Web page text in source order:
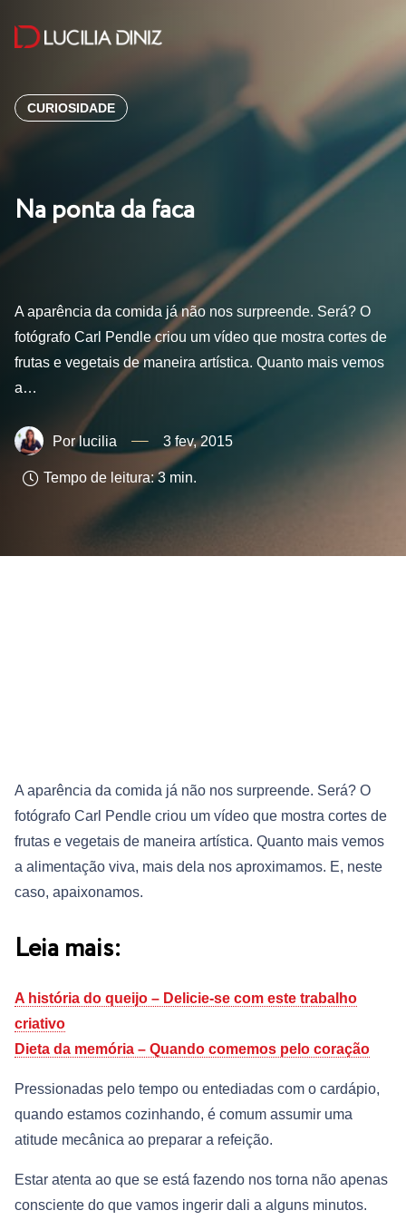
CURIOSIDADE
Na ponta da faca
A aparência da comida já não nos surpreende. Será? O
fotógrafo Carl Pendle criou um vídeo que mostra cortes de
frutas e vegetais de maneira artística. Quanto mais vemos
a…
lucilia 3 fev, 2015
Tempo de leitura: 3 min.
A aparência da comida já não nos surpreende. Será? O
fotógrafo Carl Pendle criou um vídeo que mostra cortes de
frutas e vegetais de maneira artística. Quanto mais vemos
a alimentação viva, mais dela nos aproximamos. E, neste
caso, apaixonamos.
Leia mais:
A história do queijo – Delicie-se com este trabalho
criativo
Dieta da memória – Quando comemos pelo coração
Pressionadas pelo tempo ou entediadas com o cardápio,
quando estamos cozinhando, é comum assumir uma
atitude mecânica ao preparar a refeição.
Estar atenta ao que se está fazendo nos torna não apenas
consciente do que vamos ingerir dali a alguns minutos.